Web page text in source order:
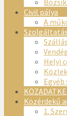
Civil pálya
A
Helyi
Közérdekű
1.